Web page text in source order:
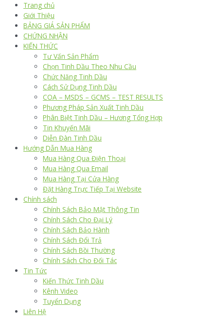
Trang chủ
Giới Thiệu
BẢNG GIÁ SẢN PHẨM
CHỨNG NHẬN
KIẾN THỨC
Tư Vấn Sản Phẩm
Chọn Tinh Dầu Theo Nhu Cầu
Chức Năng Tinh Dầu
Cách Sử Dụng Tinh Dầu
COA – MSDS – GCMS – TEST RESULTS
Phương Pháp Sản Xuất Tinh Dầu
Phân Biệt Tinh Dầu – Hương Tổng Hợp
Tin Khuyến Mãi
Diễn Đàn Tinh Dầu
Hướng Dẫn Mua Hàng
Mua Hàng Qua Điện Thoại
Mua Hàng Qua Email
Mua Hàng Tại Cửa Hàng
Đặt Hàng Trực Tiếp Tại Website
Chính sách
Chính Sách Bảo Mật Thông Tin
Chính Sách Cho Đại Lý
Chính Sách Bảo Hành
Chính Sách Đổi Trả
Chính Sách Bồi Thường
Chính Sách Cho Đối Tác
Tin Tức
Kiến Thức Tinh Dầu
Kênh Video
Tuyển Dụng
Liên Hệ